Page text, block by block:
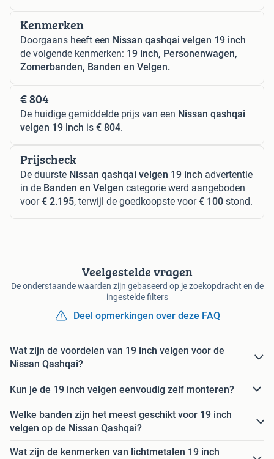
Kenmerken
Doorgaans heeft een Nissan qashqai velgen 19 inch
de volgende kenmerken: 19 inch, Personenwagen,
Zomerbanden, Banden en Velgen.
€ 804
De huidige gemiddelde prijs van een Nissan qashqai
velgen 19 inch is € 804.
Prijscheck
De duurste Nissan qashqai velgen 19 inch advertentie
in de Banden en Velgen categorie werd aangeboden
voor€ 2.195, terwijl de goedkoopste voor€ 100 stond.
Veelgestelde vragen
De onderstaande waarden zijn gebaseerd op je zoekopdracht en de
ingestelde filters
Deel opmerkingen over deze FAQ
Wat zijn de voordelen van 19 inch velgen voor de
Nissan Qashqai?
Kun je de 19 inch velgen eenvoudig zelf monteren?
Welke banden zijn het meest geschikt voor 19 inch
velgen op de Nissan Qashqai?
Wat zijn de kenmerken van lichtmetalen 19 inch